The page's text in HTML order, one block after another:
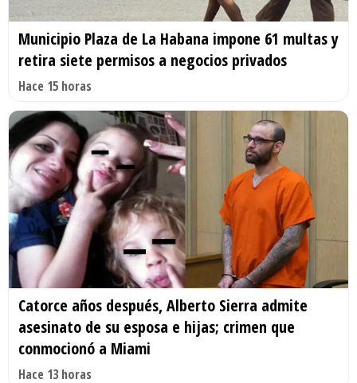
Municipio Plaza de La Habana impone 61 multas y
retira siete permisos a negocios privados
Hace 15 horas
Catorce años después, Alberto Sierra admite
asesinato de su esposa e hijas; crimen que
conmocionó a Miami
Hace 13 horas